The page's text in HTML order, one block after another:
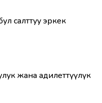
салттуу эркек
жана адилеттүүлүк